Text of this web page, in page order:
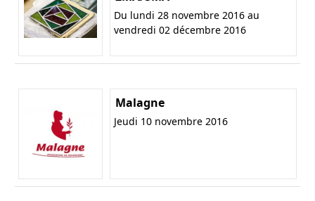
Du lundi 28 novembre 2016 au
vendredi 02 décembre 2016
Malagne
Jeudi 10 novembre 2016